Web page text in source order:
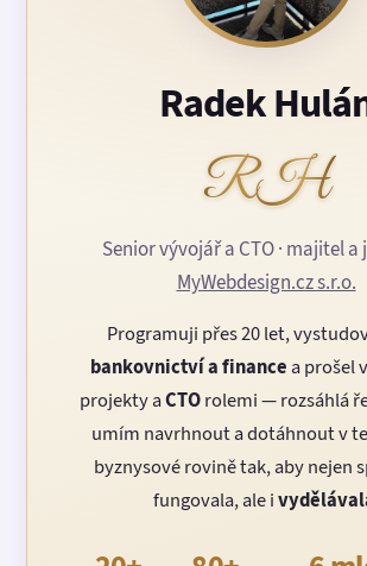
Radek
RH
Senior vývojář a CTO · majitel
MyWebdesign.cz s.r.o.
Programuji přes 20 let,
bankovnictví a finance a prošel
projekty aCTOrolemi — rozsáhlá
umím navrhnout a dotáhnout v
byznysové rovině tak, aby nejen
fungovala, ale i